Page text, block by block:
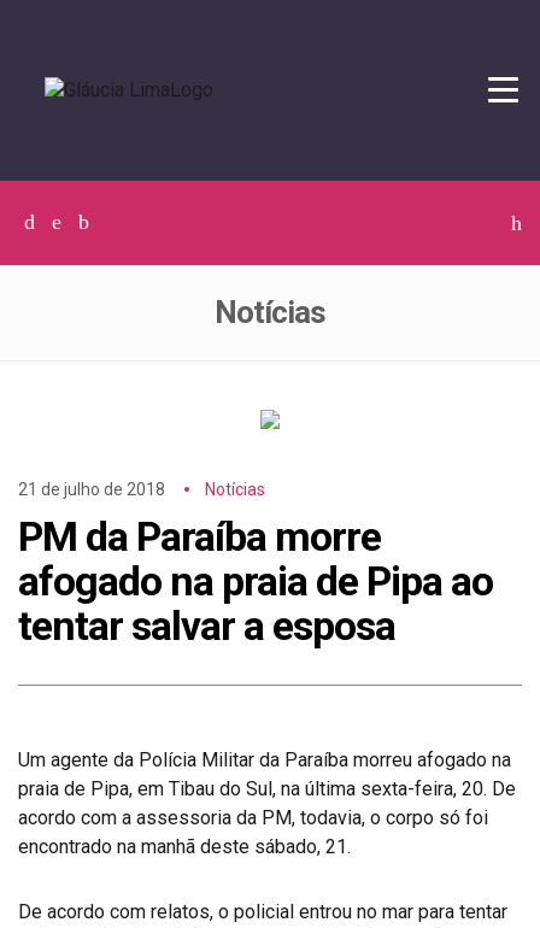
Facebook
TwitterInstagram
Notícias
21 de julho de 2018 Notícias
PM da Paraíba morre
afogado na praia de Pipa ao
tentar salvar a esposa
Um agente da Polícia Militar da Paraíba morreu afogado na
praia de Pipa, em Tibau do Sul, na última sexta-feira, 20. De
acordo com a assessoria da PM, todavia, o corpo só foi
encontrado na manhã deste sábado, 21.
De acordo com relatos, o policial entrou no mar para tentar